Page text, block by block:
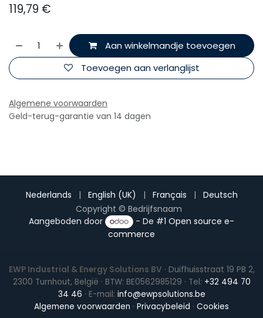
119,79 €
Aan winkelmandje toevoegen
Toevoegen aan verlanglijst
Algemene voorwaarden
Geld-terug-garantie van 14 dagen
Copyright © Bedrijfsnaam
Nederlands | English (UK) | Français | Deutsch
Aangeboden door - De #1Open source e-
commerce
EWP Industrial & Energy Solutions BV · Duifhuisstraat 19 PB 2,
2300 Turnhout, België · BTW: BE0562985129 · Tel: +32 494 70
34 46 · E-mail: info@ewpsolutions.be
Algemene voorwaarden · Privacybeleid · Cookies